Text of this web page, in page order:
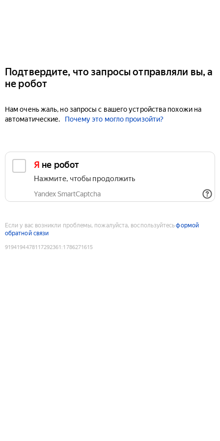
Подтвердите, что запросы отправляли вы, а
не робот
Нам очень жаль, но запросы с вашего устройства похожи на
автоматические.
Почему это могло произойти?
Я не робот
Нажмите, чтобы продолжить
Yandex SmartCaptcha
Если у вас возникли проблемы, пожалуйста, воспользуйтесьформой
обратной связи
9194194478117292361 :1786271615